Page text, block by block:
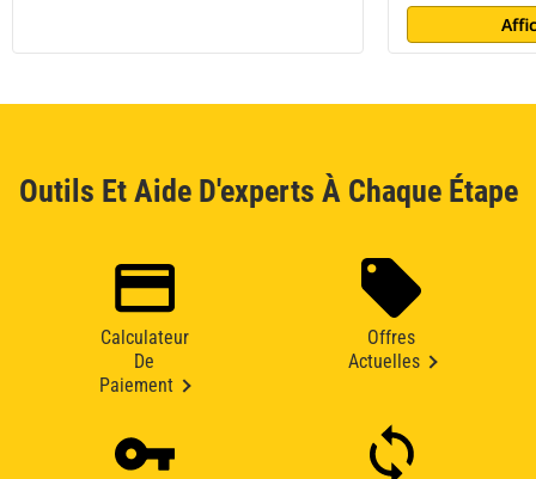
Outils Et Aide D'experts À Chaque Étape
Calculateur
De
Paiement
Offres
Actuelles